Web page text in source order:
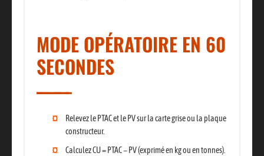
MODE OPÉRATOIRE EN 60
SECONDES
Relevez le PTAC et le PV sur la carte grise ou la plaque
constructeur.
Calculez CU = PTAC − PV (exprimé en kg ou en tonnes).